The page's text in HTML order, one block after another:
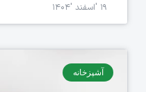
۱۹ 'اسفند '۱۴۰۴
آشپزخانه